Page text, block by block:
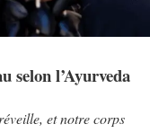
selon l’Ayurveda
et notre corps